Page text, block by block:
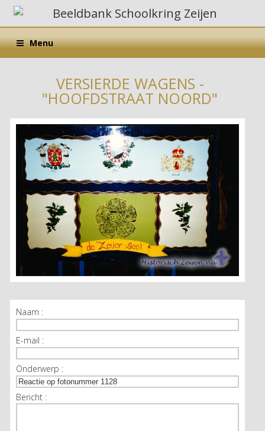
Menu
VERSIERDE WAGENS -
"HOOFDSTRAAT NOORD"
Naam :
E-mail :
Onderwerp :
Bericht :